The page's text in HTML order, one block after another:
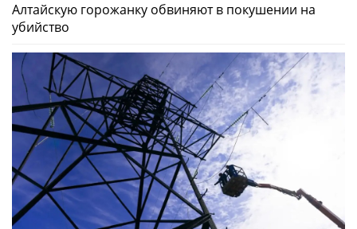
Алтайскую горожанку обвиняют в покушении на
убийство